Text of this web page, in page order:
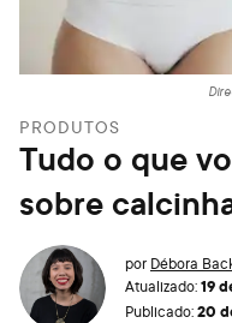
PRODUTOS
Tudo o que
sobre
por Débora
Atualizado:19
Publicado:20